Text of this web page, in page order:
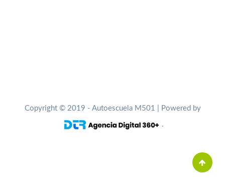
Copyright © 2019 - Autoescuela M501 | Powered by
.